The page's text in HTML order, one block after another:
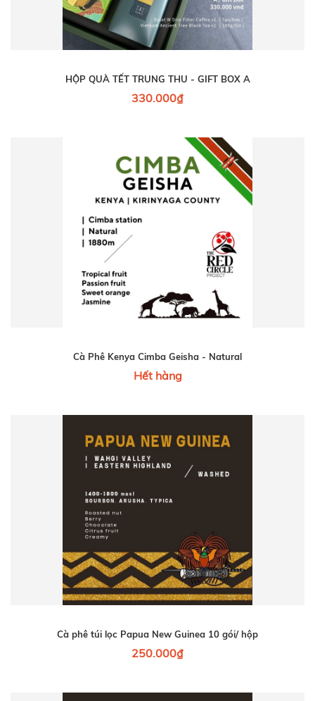
HỘP QUÀ TẾT TRUNG THU - GIFT BOX A
330.000₫
Cà Phê Kenya Cimba Geisha - Natural
Hết hàng
Cà phê túi lọc Papua New Guinea 10 gói/ hộp
250.000₫